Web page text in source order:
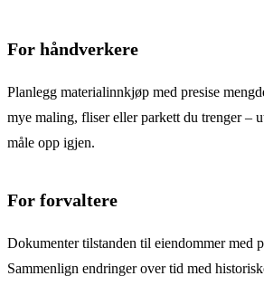
For håndverkere
Planlegg materialinnkjøp med presise
mye maling, fliser eller parkett du trenger –
måle opp igjen.
For forvaltere
Dokumenter tilstanden til eiendommer med
Sammenlign endringer over tid med